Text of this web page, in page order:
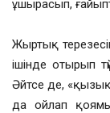
ұшырасып,
Жыртық
ішінде отырып
Әйтсе де,
да ойлап